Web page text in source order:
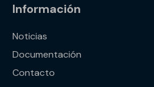
Información
Noticias
Documentación
Contacto